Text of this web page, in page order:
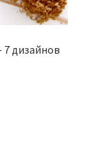
дизайнов